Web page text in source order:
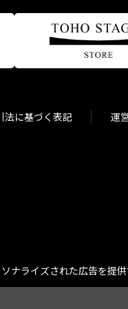
法に基づく表記 運
ナライズされた広告を提